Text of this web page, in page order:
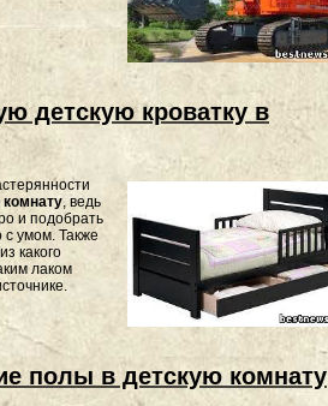
детскую кроватку в
, ведь
и подобрать
с умом. Также
какого
лаком
полы в детскую комнату